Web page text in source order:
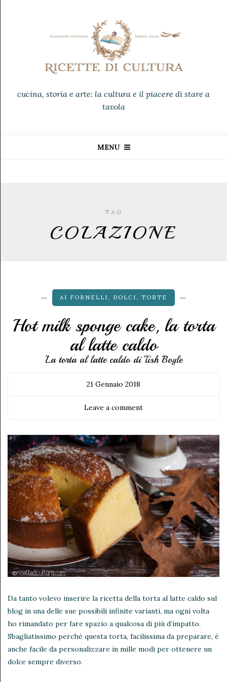
cucina, storia e arte: la cultura e il piacere di stare a
tavola
MENU
TAG
COLAZIONE
AI FORNELLI , DOLCI , TORTE
Hot milk sponge cake, la torta
al latte caldo
La torta al latte caldo di Tish Boyle
21 Gennaio 2018
Leave a comment
Da tanto volevo inserire la ricetta della torta al latte caldo sul
blog in una delle sue possibili infinite varianti, ma ogni volta
ho rimandato per fare spazio a qualcosa di più d’impatto.
Sbagliatissimo perché questa torta, facilissima da preparare, è
anche facile da personalizzare in mille modi per ottenere un
dolce sempre diverso.